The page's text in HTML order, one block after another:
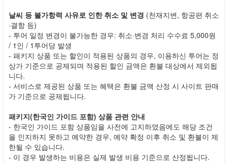
날씨 등 불가항력 사유로 인한 취소 및 변경 (천재지변, 항공편 취소
·결항 등)
- 투어 일정 변경이 불가능한 경우: 취소·변경 처리 수수료 5,000원
/ 1인 / 1투어당 발생
- 패키지 상품 또는 할인이 적용된 상품의 경우, 이용하신 투어는 정
상가 기준으로 공제되며 적용된 할인 금액은 환불 대상에서 제외됩
니다.
- 서비스로 제공된 상품 또는 혜택은 환불 금액 산정 시 사이트 판매
가 기준으로 공제됩니다.
패키지(한국인 가이드 포함) 상품 관련 안내
- 한국인 가이드 포함 상품임을 사전에 고지하였음에도 해당 조건
을 인지하지 못하고 예약한 경우, 예약 확정 이후 취소 및 환불이 제
한될 수 있습니다.
- 이 경우 발생하는 비용은 실제 발생 비용 기준으로 산정됩니다.